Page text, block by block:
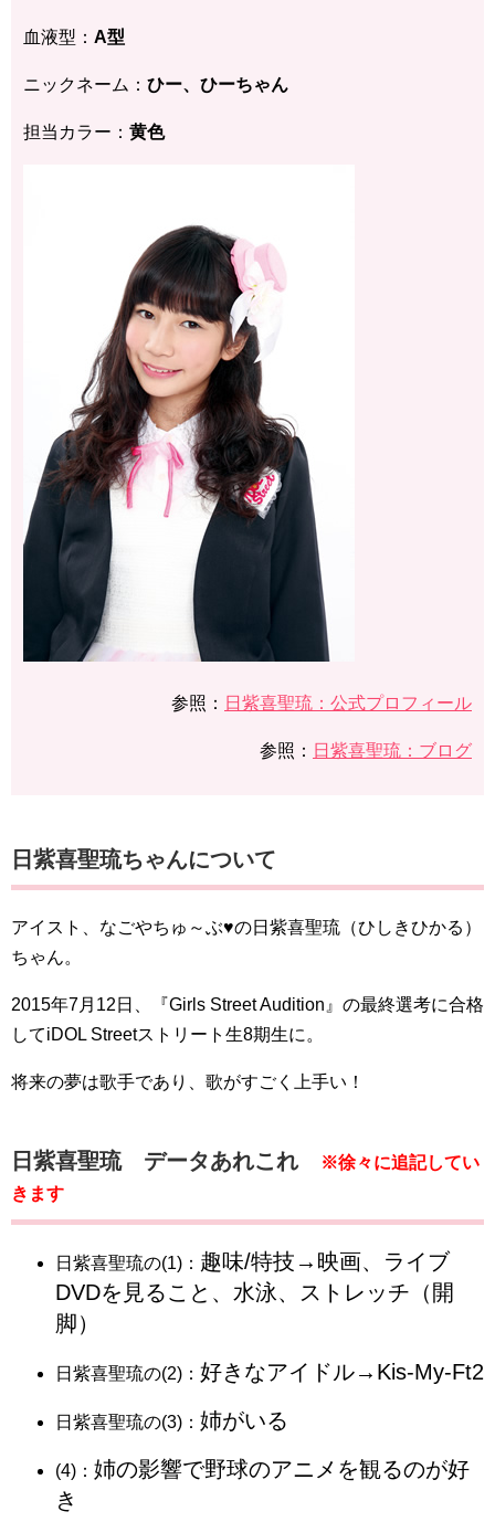
血液型： A型
ニックネーム： ひー、ひーちゃん
担当カラー： 黄色
参照： 日紫喜聖琉：公式プロフィール
参照： 日紫喜聖琉：ブログ
日紫喜聖琉ちゃんについて
アイスト、なごやちゅ～ぶ♥の日紫喜聖琉（ひしきひかる）
ちゃん。
2015年7月12日、『Girls Street Audition』の最終選考に合格
してiDOL Streetストリート生8期生に。
将来の夢は歌手であり、歌がすごく上手い！
日紫喜聖琉 データあれこれ
※徐々に追記してい
きます
日紫喜聖琉の(1)： 趣味/特技→映画、ライブ
DVDを見ること、水泳、ストレッチ（開
脚）
日紫喜聖琉の(2)： 好きなアイドル→Kis-My-Ft2
日紫喜聖琉の(3)： 姉がいる
(4)： 姉の影響で野球のアニメを観るのが好
き